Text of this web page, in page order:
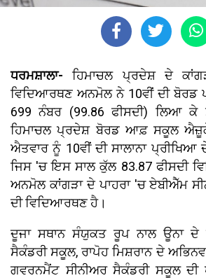
ਧਰਮਸ਼ਾਲਾ- ਹਿਮਾਚਲ ਪ੍ਰਦੇਸ਼ ਦੇ
ਵਿਦਿਆਰਥਣ ਅਨਮੋਲ ਨੇ 10ਵੀਂ ਦੀ ਬੋਰਡ
699 ਨੰਬਰ (99.86 ਫੀਸਦੀ) ਲਿਆ ਕੇ
ਹਿਮਾਚਲ ਪ੍ਰਦੇਸ਼ ਬੋਰਡ ਆਫ਼ ਸਕੂਲ
ਐਤਵਾਰ ਨੂੰ 10ਵੀਂ ਦੀ ਸਾਲਾਨਾ ਪ੍ਰੀਖਿਆ
ਜਿਸ 'ਚ ਇਸ ਸਾਲ ਕੁੱਲ 83.87 ਫੀਸਦੀ
ਅਨਮੋਲ ਕਾਂਗੜਾ ਦੇ ਪਾਹਰਾ 'ਚ ਏਬੀਐੱਮ
ਦੀ ਵਿਦਿਆਰਥਣ ਹੈ।
ਦੂਜਾ ਸਥਾਨ ਸੰਯੁਕਤ ਰੂਪ ਨਾਲ ਊਨਾ ਦੇ
ਸੈਕੰਡਰੀ ਸਕੂਲ, ਰਾਪੋਹ ਮਿਸ਼ਰਾਨ ਦੇ
ਗਵਰਨਮੈਂਟ ਸੀਨੀਅਰ ਸੈਕੰਡਰੀ ਸਕੂਲ ਦੀ